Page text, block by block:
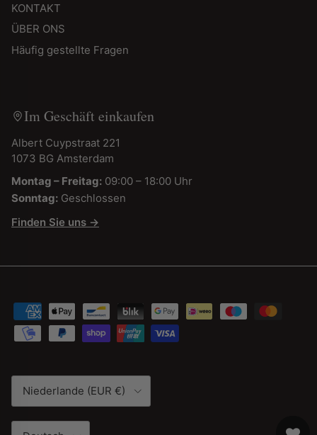
KONTAKT
ÜBER ONS
Häufig gestellte Fragen
Im Geschäft einkaufen
Albert Cuypstraat 221
1073 BG Amsterdam
Montag – Freitag: 09:00 – 18:00 Uhr
Sonntag: Geschlossen
Finden Sie uns →
Land/Region
Niederlande (EUR €)
Sprache